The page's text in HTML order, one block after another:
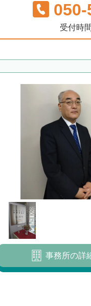
受付時
事務所の詳